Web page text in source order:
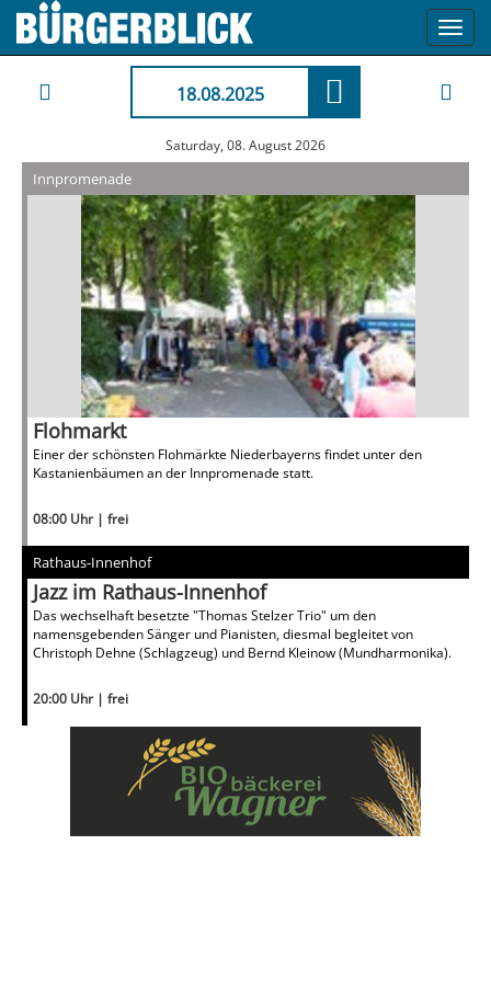
18.08.2025
Saturday, 08. August 2026
Innpromenade
Flohmarkt
Einer der schönsten Flohmärkte Niederbayerns findet unter den
Kastanienbäumen an der Innpromenade statt.
08:00 Uhr | frei
Rathaus-Innenhof
Jazz im Rathaus-Innenhof
Das wechselhaft besetzte "Thomas Stelzer Trio" um den
namensgebenden Sänger und Pianisten, diesmal begleitet von
Christoph Dehne (Schlagzeug) und Bernd Kleinow (Mundharmonika).
20:00 Uhr | frei